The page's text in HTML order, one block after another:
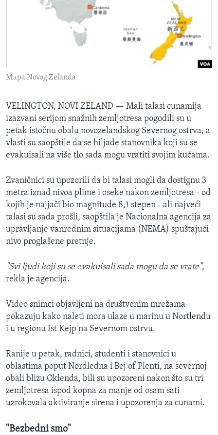
Mapa Novog Zelanda
VELINGTON, NOVI ZELAND — Mali talasi cunamija
izazvani serijom snažnih zemljotresa pogodili su u
petak istočnu obalu novozelandskog Severnog ostrva, a
vlasti su saopštile da se hiljade stanovnika koji su se
evakuisali na više tlo sada mogu vratiti svojim kućama.
Zvaničnici su upozorili da bi talasi mogli da dostignu 3
metra iznad nivoa plime i oseke nakon zemljotresa - od
kojih je najjači bio magnitude 8,1 stepen - ali najveći
talasi su sada prošli, saopštila je Nacionalna agencija za
upravljanje vanrednim situacijama (NEMA) spuštajući
nivo proglašene pretnje.
"Svi ljudi koji su se evakuisali sada mogu da se vrate",
rekla je agencija.
Video snimci objavljeni na društvenim mrežama
pokazuju kako naleti mora ulaze u marinu u Nortlendu
i u regionu Ist Kejp na Severnom ostrvu.
Ranije u petak, radnici, studenti i stanovnici u
oblastima poput Nordledna i Bej of Plenti, na severnoj
obali blizu Oklenda, bili su upozoreni nakon što su tri
zemljotresa ispod kopna za manje od osam sati
uzrokovala aktiviranje sirena i upozorenja za cunami.
"Bezbedni smo"